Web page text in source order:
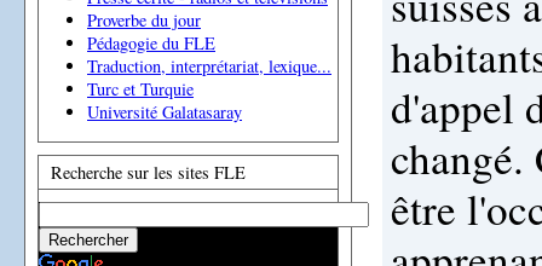
Proverbe du jour
Pédagogie du FLE
Traduction, interprétariat, lexique...
Turc et Turquie
Université Galatasaray
Recherche sur les sites FLE
d'appel
changé.
être